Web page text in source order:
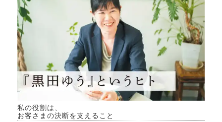
私の役割は、
お客さまの決断を支えること